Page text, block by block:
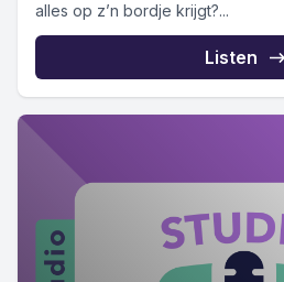
alles op z’n bordje krijgt?...
Listen